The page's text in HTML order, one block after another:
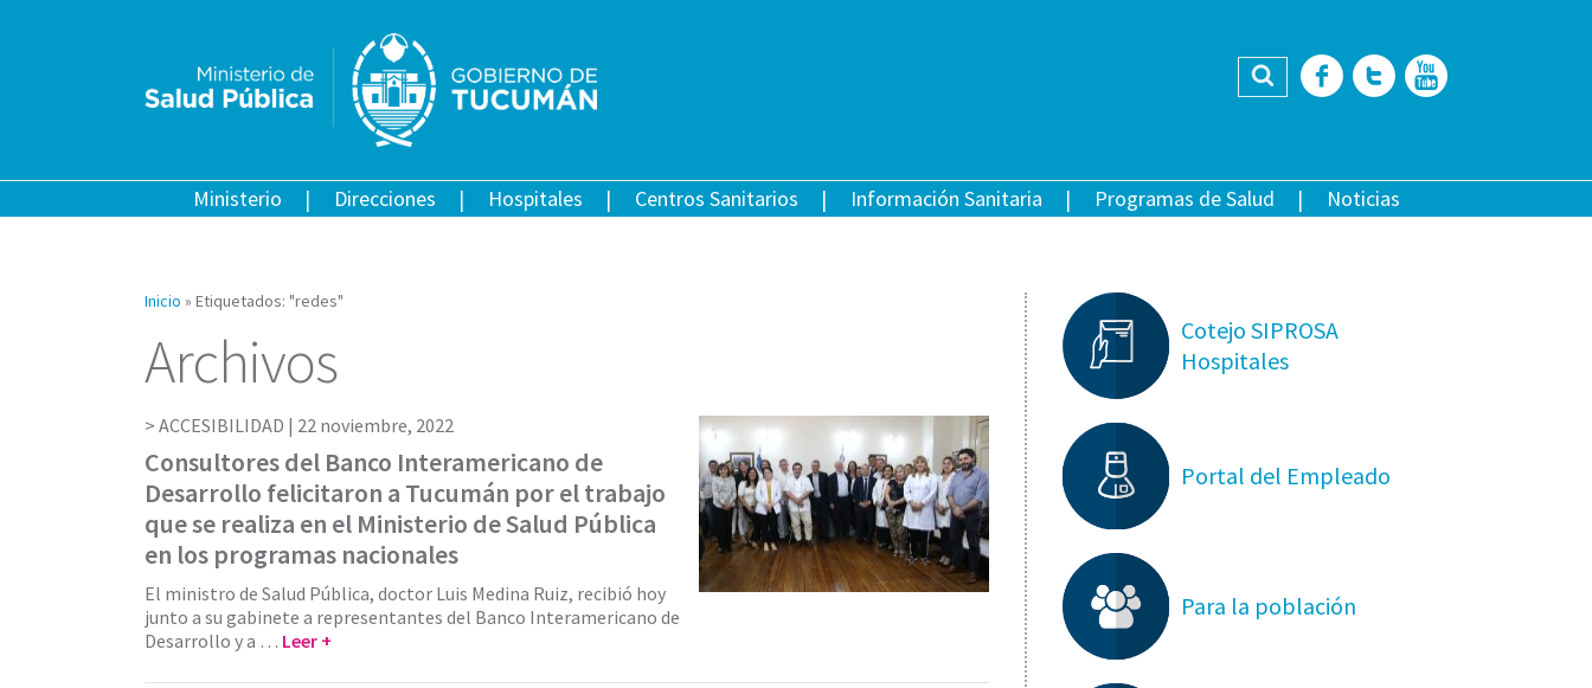
Buscar Facebook
Twitter
Ministerio Direcciones Hospitales Centros Sanitarios Información Sanitaria Programas de Salud Noticias
Inicio » Etiquetados: "redes"
Archivos
ACCESIBILIDAD | 22 noviembre, 2022
Consultores del Banco Interamericano de
Desarrollo felicitaron a Tucumán por el trabajo
que se realiza en el Ministerio de Salud Pública
en los programas nacionales
El ministro de Salud Pública, doctor Luis Medina Ruiz, recibió hoy
junto a su gabinete a representantes del Banco Interamericano de
Desarrollo y a … Leer +
Cotejo SIPROSA
Hospitales
Portal del Empleado
Para la población